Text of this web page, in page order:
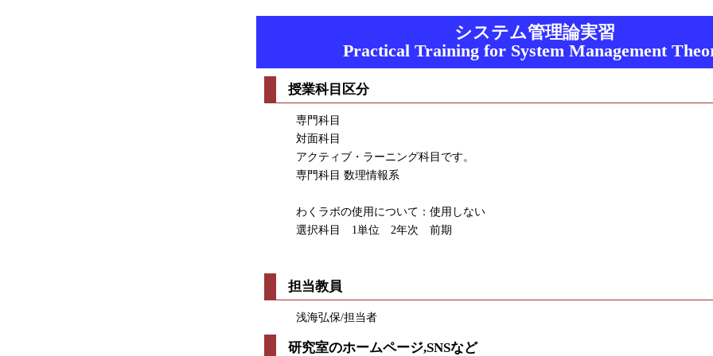
システム管理論実習
Practical Training for System Management
授業科目区分
専門科目
対面科目
アクティブ・ラーニング科目です。
専門科目 数理情報系
わくラボの使用について：使用しない
選択科目 1単位 2年次 前期
担当教員
浅海弘保/担当者
研究室のホームページ,SNSなど